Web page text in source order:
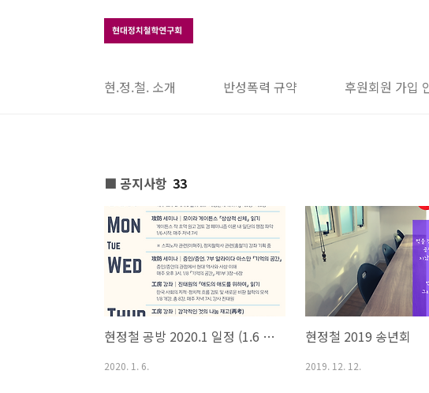
현.정.철. 소개 반성폭력 규약 후원회원 가입
■ 공지사항 33
현정철 공방 2020.1 일정 (1.6 현재)
2020. 1. 6.
현정철 2019 송년회
2019. 12. 12.